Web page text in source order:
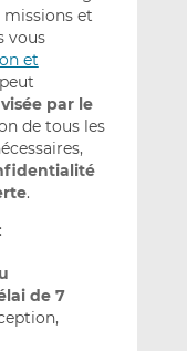
et
vous
et
par le
de tous les
.
de 7